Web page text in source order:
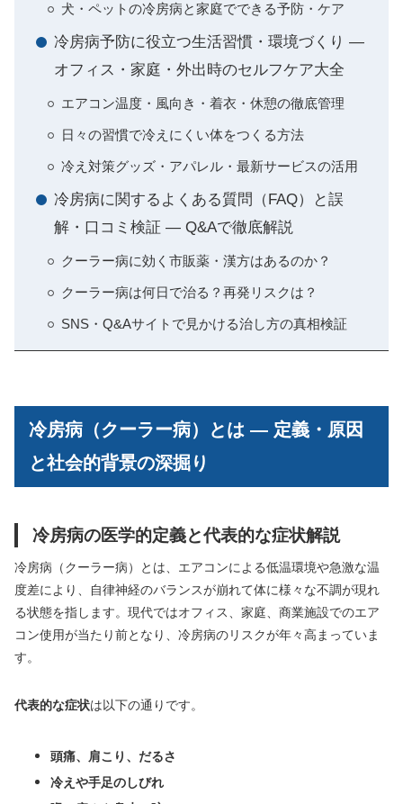
犬・ペットの冷房病と家庭でできる予防・ケア
冷房病予防に役立つ生活習慣・環境づくり ―
オフィス・家庭・外出時のセルフケア大全
エアコン温度・風向き・着衣・休憩の徹底管理
日々の習慣で冷えにくい体をつくる方法
冷え対策グッズ・アパレル・最新サービスの活用
冷房病に関するよくある質問（FAQ）と誤
解・口コミ検証 ― Q&Aで徹底解説
クーラー病に効く市販薬・漢方はあるのか？
クーラー病は何日で治る？再発リスクは？
SNS・Q&Aサイトで見かける治し方の真相検証
冷房病（クーラー病）とは ― 定義・原因
と社会的背景の深掘り
冷房病の医学的定義と代表的な症状解説
冷房病（クーラー病）とは、エアコンによる低温環境や急激な温
度差により、自律神経のバランスが崩れて体に様々な不調が現れ
る状態を指します。現代ではオフィス、家庭、商業施設でのエア
コン使用が当たり前となり、冷房病のリスクが年々高まっていま
す。
代表的な症状は以下の通りです。
頭痛、肩こり、だるさ
冷えや手足のしびれ